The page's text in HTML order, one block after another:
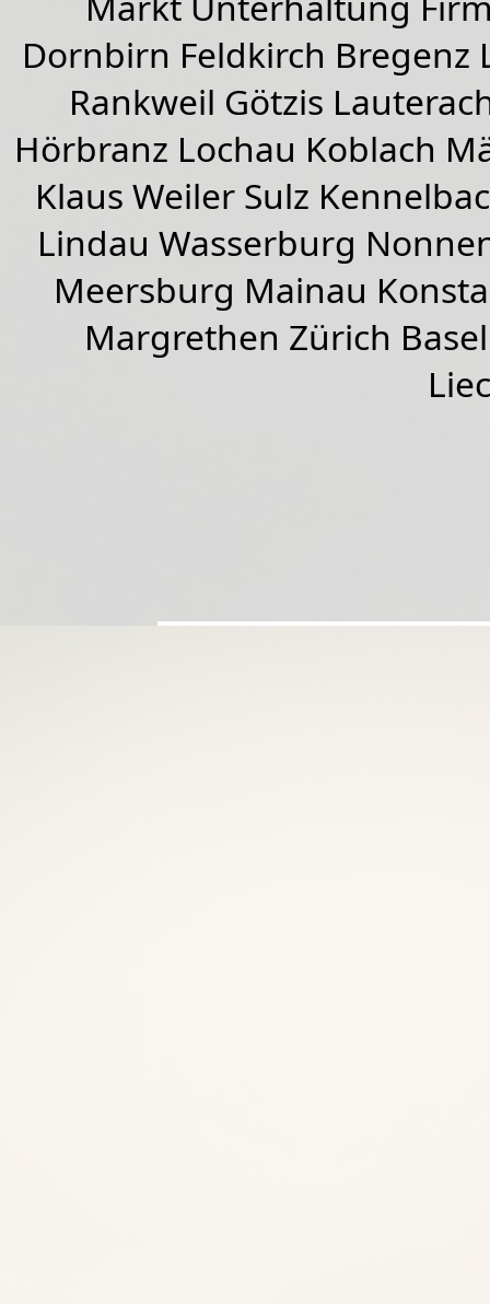
Dornbirn Feldkirch Bregenz
Rankweil Götzis
Hörbranz Lochau Koblach
Klaus Weiler Sulz
Lindau Wasserburg
Meersburg Mainau
Margrethen Zürich